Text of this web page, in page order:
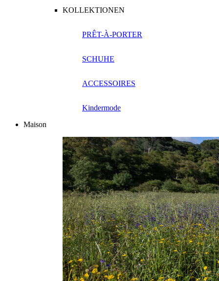
KOLLEKTIONEN
PRÊT-À-PORTER
SCHUHE
ACCESSOIRES
Kindermode
Maison